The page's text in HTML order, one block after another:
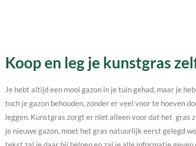
Koop en leg je kunstgras
Je hebt altijd een mooi gazon in je tuin gehad, maar je
toch je gazon behouden, zonder er veel voor te hoeven
leggen. Kunstgras zorgt er niet alleen voor dat het gras
je nieuwe gazon, moet het gras natuurlijk eerst gelegd